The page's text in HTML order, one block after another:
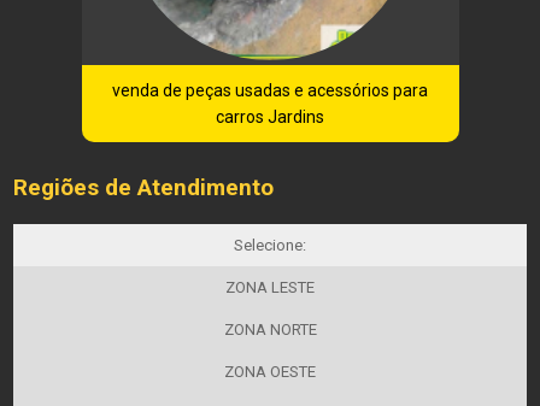
venda de peças usadas e acessórios para
carros Jardins
Regiões de Atendimento
Selecione:
ZONA LESTE
ZONA NORTE
ZONA OESTE